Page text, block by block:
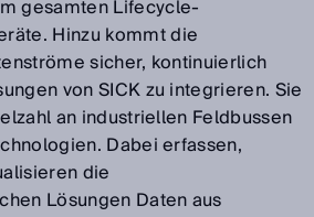
gesamten Lifecycle-
Hinzu kommt die
sicher, kontinuierlich
von SICK zu integrieren. Sie
an industriellen Feldbussen
Dabei erfassen,
die
Lösungen Daten aus